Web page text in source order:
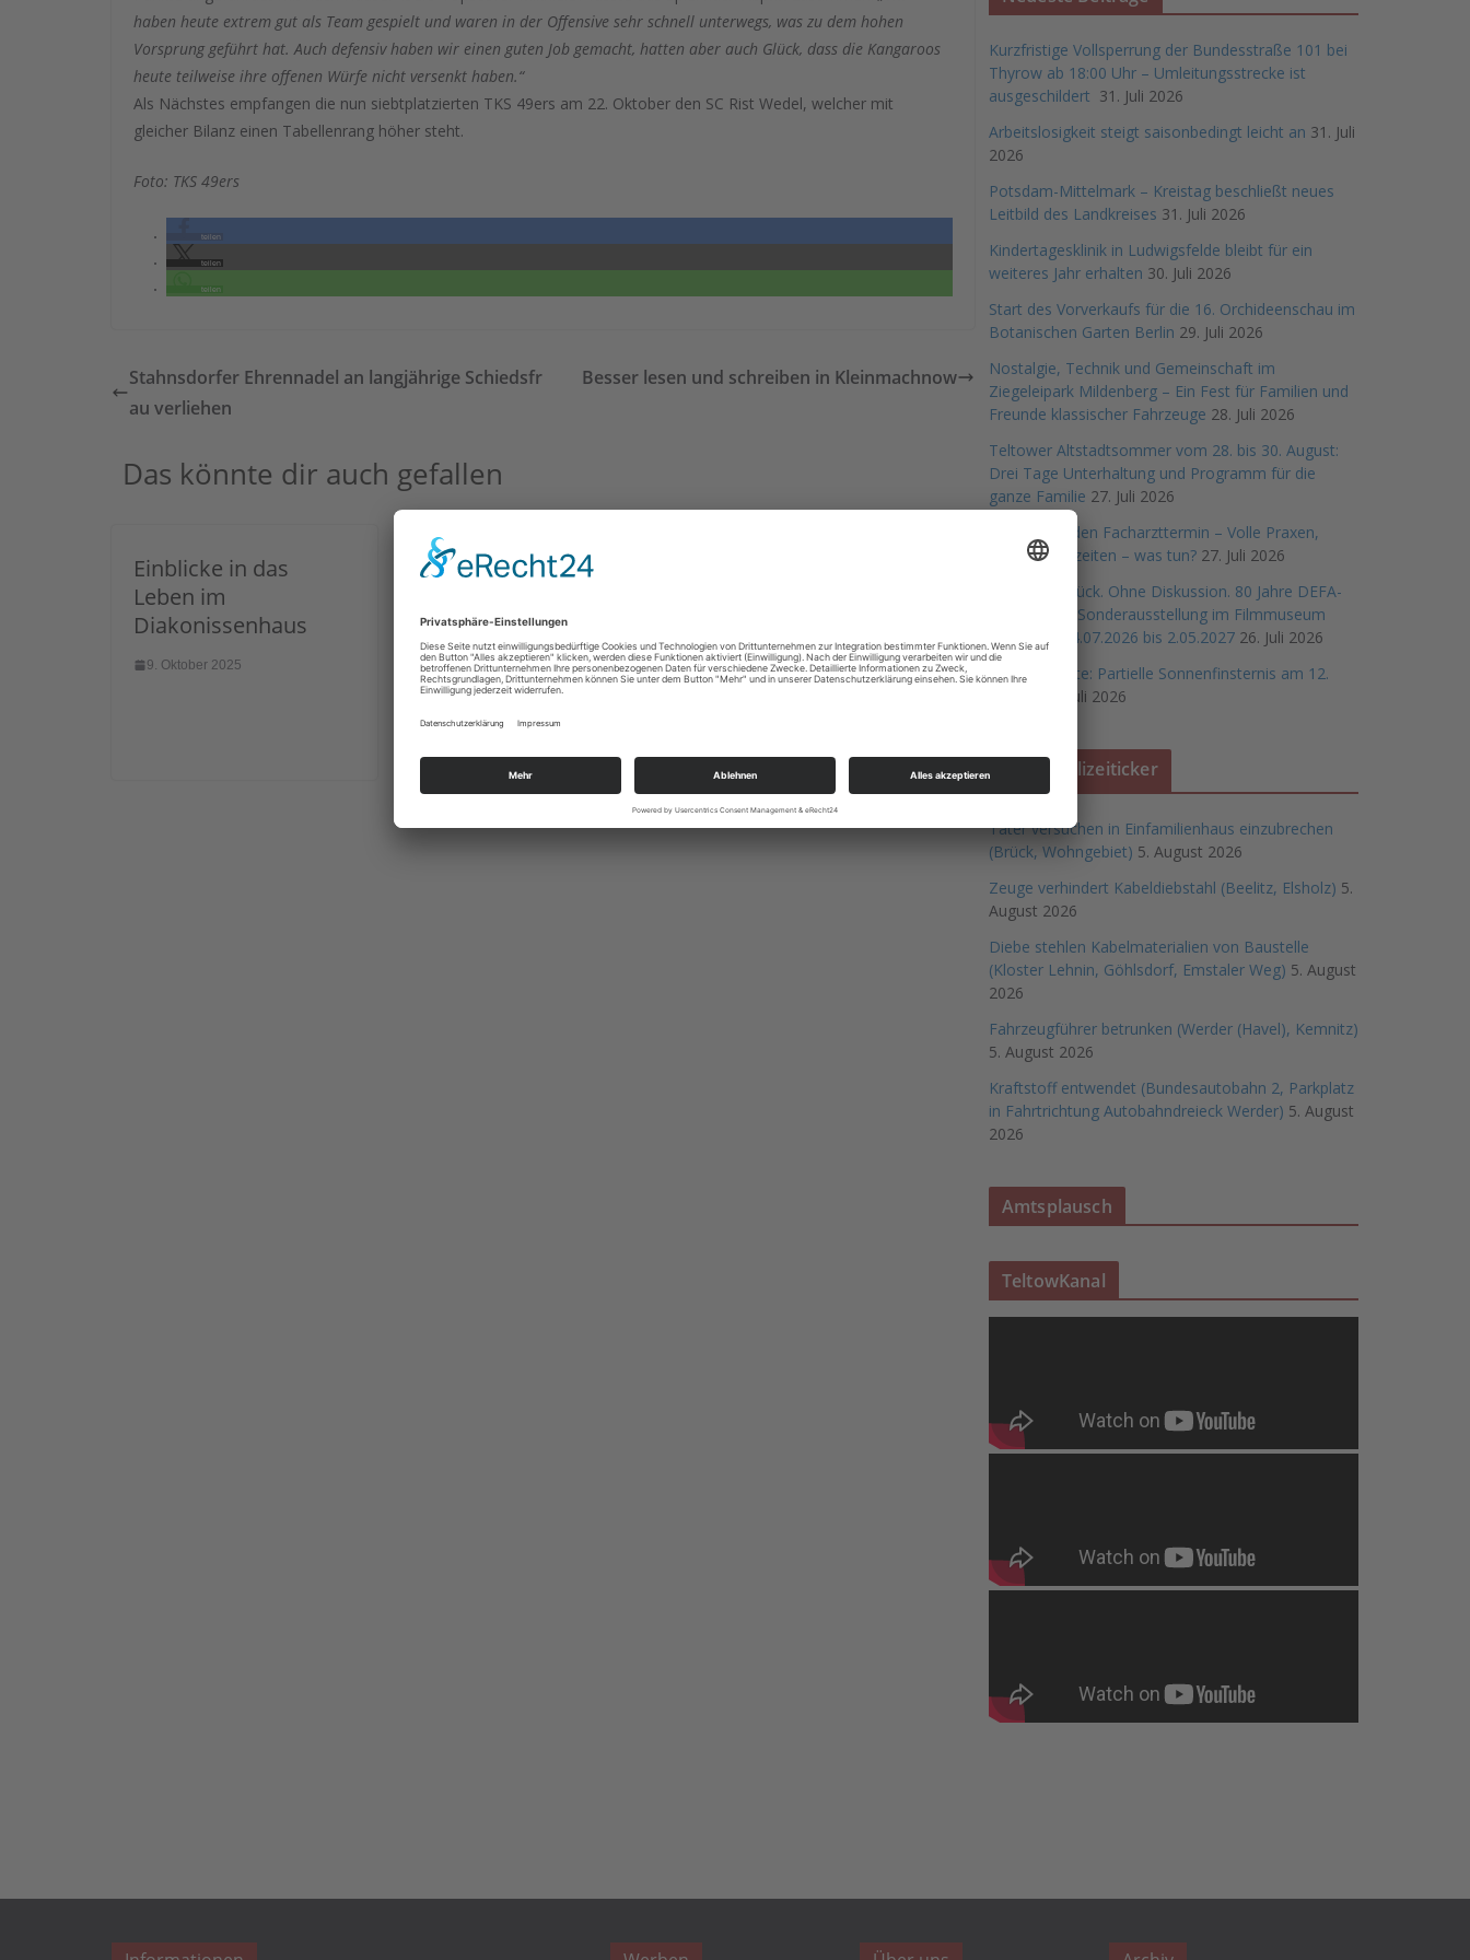
haben heute extrem gut als Team gespielt und waren in der Offensive sehr schnell unterwegs, was zu dem hohen
Vorsprung geführt hat. Auch defensiv haben wir einen guten Job gemacht, hatten aber auch Glück, dass die Kangaroos
heute teilweise ihre offenen Würfe nicht versenkt haben.“
Als Nächstes empfangen die nun siebtplatzierten TKS 49ers am 22. Oktober den SC Rist Wedel, welcher mit
gleicher Bilanz einen Tabellenrang höher steht.
Foto: TKS 49ers
teilen
teilen
teilen
Stahnsdorfer Ehrennadel an langjährige Schiedsfr
au verliehen
Besser lesen und schreiben in Kleinmachnow
Das könnte dir auch gefallen
Einblicke in das
Leben im
Diakonissenhaus
9. Oktober 2025
Kabarettistin Tatjana
Teltow
8. Oktober 2025
in Brandenburg
erproben die
Kurzfristige Vollsperrung der Bundesstraße 101 bei
Thyrow ab 18:00 Uhr – Umleitungsstrecke ist
ausgeschildert 31. Juli 2026
Arbeitslosigkeit steigt saisonbedingt leicht an 31. Juli
2026
Potsdam-Mittelmark – Kreistag beschließt neues
Leitbild des Landkreises 31. Juli 2026
Kindertagesklinik in Ludwigsfelde bleibt für ein
weiteres Jahr erhalten 30. Juli 2026
Start des Vorverkaufs für die 16. Orchideenschau im
Botanischen Garten Berlin 29. Juli 2026
Nostalgie, Technik und Gemeinschaft im
Ziegeleipark Mildenberg – Ein Fest für Familien und
Freunde klassischer Fahrzeuge 28. Juli 2026
Teltower Altstadtsommer vom 28. bis 30. August:
Drei Tage Unterhaltung und Programm für die
ganze Familie 27. Juli 2026
Warten auf den Facharzttermin – Volle Praxen,
lange Wartezeiten – was tun? 27. Juli 2026
Ohne Frühstück. Ohne Diskussion. 80 Jahre DEFA-
Filme: Neue Sonderausstellung im Filmmuseum
Potsdam, 24.07.2026 bis 2.05.2027 26. Juli 2026
Save the Date: Partielle Sonnenfinsternis am 12.
26. Juli 2026
Polizeiticker
Täter versuchen in Einfamilienhaus einzubrechen
(Brück, Wohngebiet) 5. August 2026
Zeuge verhindert Kabeldiebstahl (Beelitz, Elsholz) 5.
August 2026
Diebe stehlen Kabelmaterialien von Baustelle
(Kloster Lehnin, Göhlsdorf, Emstaler Weg) 5. August
2026
Fahrzeugführer betrunken (Werder (Havel), Kemnitz)
5. August 2026
Kraftstoff entwendet (Bundesautobahn 2, Parkplatz
in Fahrtrichtung Autobahndreieck Werder) 5. August
2026
Amtsplausch
TeltowKanal